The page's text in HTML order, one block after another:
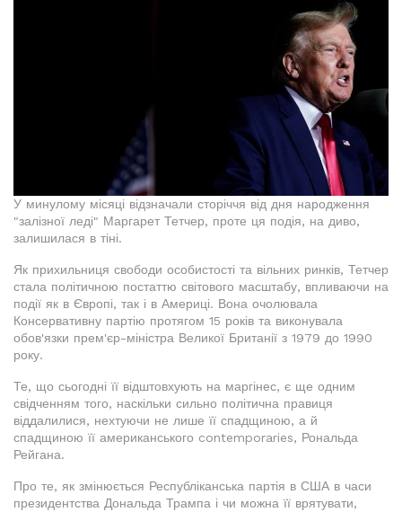
У минулому місяці відзначали сторіччя від дня народження
"залізної леді" Маргарет Тетчер, проте ця подія, на диво,
залишилася в тіні.
Як прихильниця свободи особистості та вільних ринків, Тетчер
стала політичною постаттю світового масштабу, впливаючи на
події як в Європі, так і в Америці. Вона очолювала
Консервативну партію протягом 15 років та виконувала
обов'язки прем'єр-міністра Великої Британії з 1979 до 1990
року.
Те, що сьогодні її відштовхують на маргінес, є ще одним
свідченням того, наскільки сильно політична правиця
віддалилися, нехтуючи не лише її спадщиною, а й
спадщиною її американського contemporaries, Рональда
Рейгана.
Про те, як змінюється Республіканська партія в США в часи
президентства Дональда Трампа і чи можна її врятувати,